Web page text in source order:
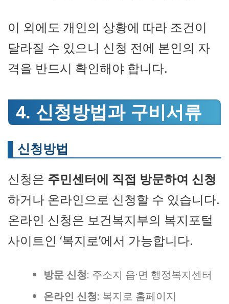
이 외에도 개인의 상황에 따라 조건이
달라질 수 있으니 신청 전에 본인의 자
격을 반드시 확인해야 합니다.
4. 신청방법과 구비서류
신청방법
신청은 주민센터에 직접 방문하여 신청
하거나 온라인으로 신청할 수 있습니다.
온라인 신청은 보건복지부의 복지포털
사이트인 ‘복지로’에서 가능합니다.
방문 신청: 주소지 읍·면 행정복지센터
온라인 신청: 복지로 홈페이지